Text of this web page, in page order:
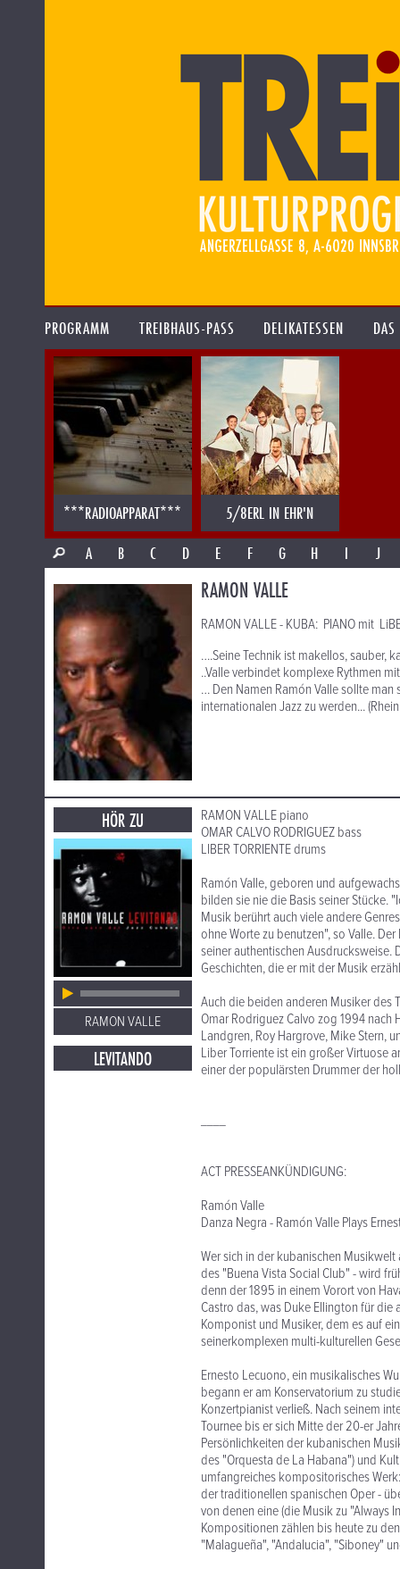
PROGRAMM TREIBHAUS-PASS DELIKATESSEN
***RADIOAPPARAT***
5/8ERL IN EHR'N
A
B C D E F G H I J
RAMON VALLE
RAMON VALLE - KUBA: PIANO mit
….Seine Technik ist makellos, sauber,
..Valle verbindet komplexe Rythmen
… Den Namen Ramón Valle sollte
internationalen Jazz zu werden...
HÖR ZU
RAMON VALLE
LEVITANDO
RAMON VALLE piano
OMAR CALVO RODRIGUEZ bass
LIBER TORRIENTE drums
Ramón Valle, geboren und
bilden sie nie die Basis seiner Stücke.
Musik berührt auch viele andere
ohne Worte zu benutzen", so Valle.
seiner authentischen Ausdrucksweise.
Geschichten, die er mit der Musik
Auch die beiden anderen Musiker des
Omar Rodriguez Calvo zog 1994 nach
Landgren, Roy Hargrove, Mike Stern,
Liber Torriente ist ein großer Virtuose
einer der populärsten Drummer der
____
ACT PRESSEANKÜNDIGUNG:
Ramón Valle
Danza Negra - Ramón Valle Plays
Wer sich in der kubanischen
des "Buena Vista Social Club" - wird
denn der 1895 in einem Vorort von
Castro das, was Duke Ellington für
Komponist und Musiker, dem es auf
seinerkomplexen multi-kulturellen
Ernesto Lecuono, ein musikalisches
begann er am Konservatorium zu
Konzertpianist verließ. Nach seinem
Tournee bis er sich Mitte der 20-er
Persönlichkeiten der kubanischen
des "Orquesta de La Habana") und
umfangreiches kompositorisches
der traditionellen spanischen Oper -
von denen eine (die Musik zu "Always
Kompositionen zählen bis heute zu
"Malagueña", "Andalucia", "Siboney"